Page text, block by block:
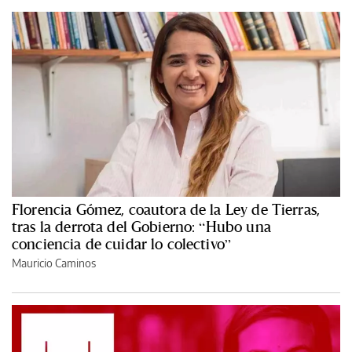
Florencia Gómez, coautora de la Ley de Tierras,
tras la derrota del Gobierno: “Hubo una
conciencia de cuidar lo colectivo”
Mauricio Caminos